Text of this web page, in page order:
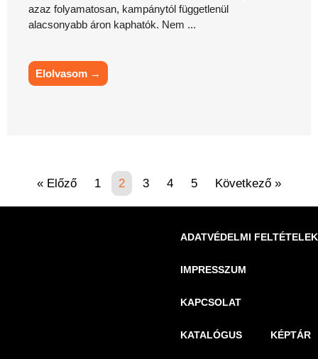
azaz folyamatosan, kampánytól függetlenül
alacsonyabb áron kaphatók. Nem ...
Elolvasom →
« Előző 1 2 3 4 5 Következő »
ADATVÉDELMI FELTÉTELEK
IMPRESSZUM
KAPCSOLAT
KATALÓGUS KÉPTÁR